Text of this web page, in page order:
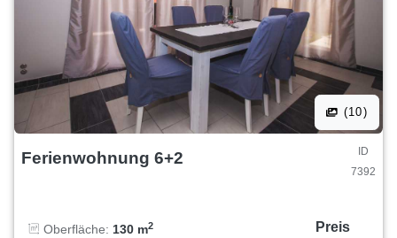
(10)
Ferienwohnung 6+2
ID
7392
Oberfläche: 130 m2
Preis